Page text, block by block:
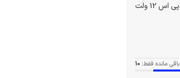
خرید عمده باتری یو پی اس 12 ولت
باقی مانده فقط: 10